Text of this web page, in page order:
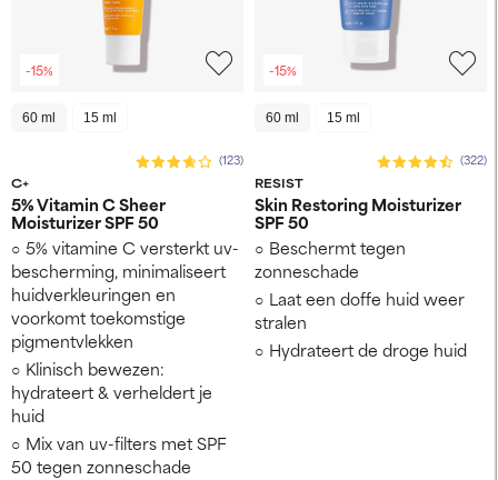
-15%
60 ml 15 ml
C+
(123)
5% Vitamin C Sheer
Moisturizer SPF 50
5% vitamine C versterkt uv-
bescherming, minimaliseert
huidverkleuringen en
voorkomt toekomstige
pigmentvlekken
Klinisch bewezen:
hydrateert & verheldert je
huid
Mix van uv-filters met SPF
50 tegen zonneschade
-15%
60 ml 15 ml
RESIST
(322)
Skin Restoring Moisturizer
SPF 50
Beschermt tegen
zonneschade
Laat een doffe huid weer
stralen
Hydrateert de droge huid